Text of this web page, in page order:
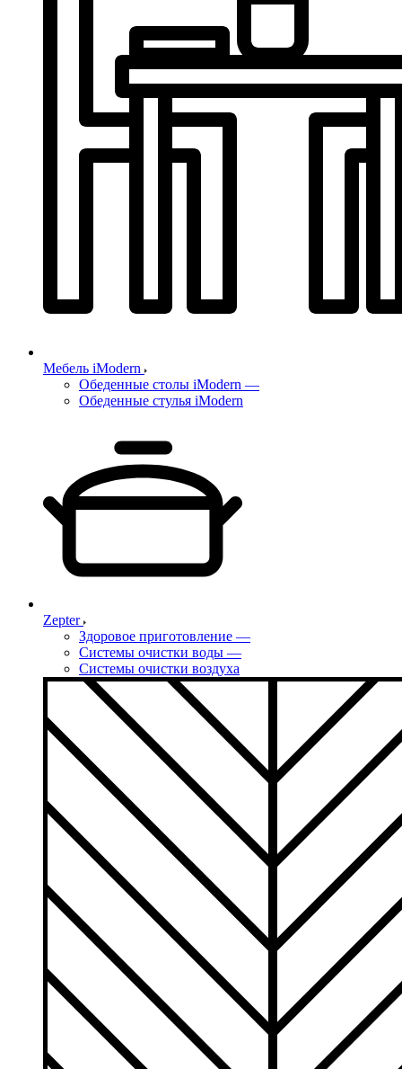
Мебель iModern
Обеденные столы iModern —
Обеденные стулья iModern
Zepter
Здоровое приготовление —
Системы очистки воды —
Системы очистки воздуха